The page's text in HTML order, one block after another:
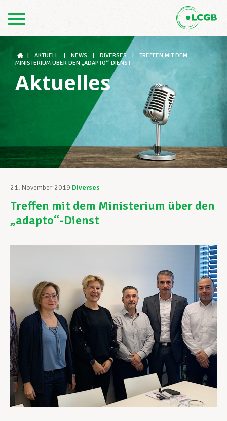
FR
Der LCGB
Gewerkschaftsstrukturen
Unterstützung im Arbeitsalltag
Ihre Rechte
Berufliche Weiterentwicklung
Mitglied werden
Aktuell
AKTUELL NEWS DIVERSES
TREFFEN MIT DEM
MINISTERIUM ÜBER DEN „ADAPTO“-DIENST
Aktuelles
21. November 2019 Diverses
Treffen mit dem Ministerium über den
„adapto“-Dienst